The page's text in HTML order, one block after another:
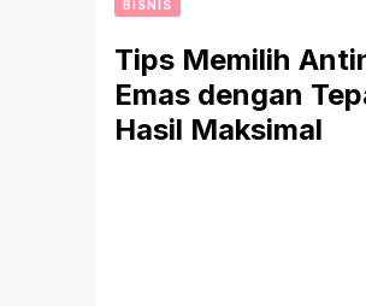
BISNIS
Tips Memilih
Emas dengan
Hasil Maksimal